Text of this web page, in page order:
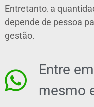
Entretanto, a
depende de pessoa
gestão.
Entre
mesmo